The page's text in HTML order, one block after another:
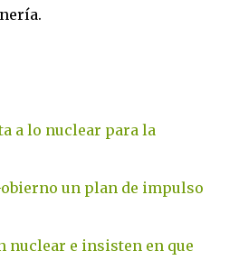
a lo nuclear para la
un plan de impulso
nuclear e insisten en que